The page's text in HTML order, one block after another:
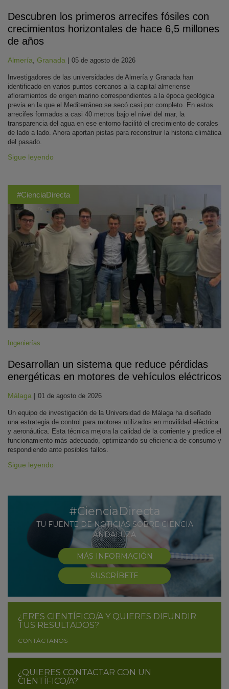
Descubren los primeros arrecifes fósiles con
crecimientos horizontales de hace 6,5 millones
de años
Almería, Granada | 05 de agosto de 2026
Investigadores de las universidades de Almería y Granada han
identificado en varios puntos cercanos a la capital almeriense
afloramientos de origen marino correspondientes a la época geológica
previa en la que el Mediterráneo se secó casi por completo. En estos
arrecifes formados a casi 40 metros bajo el nivel del mar, la
transparencia del agua en ese entorno facilitó el crecimiento de corales
de lado a lado. Ahora aportan pistas para reconstruir la historia climática
del pasado.
Sigue leyendo
#CienciaDirecta
Ingenierías
Desarrollan un sistema que reduce pérdidas
energéticas en motores de vehículos eléctricos
Málaga | 01 de agosto de 2026
Un equipo de investigación de la Universidad de Málaga ha diseñado
una estrategia de control para motores utilizados en movilidad eléctrica
y aeronáutica. Esta técnica mejora la calidad de la corriente y predice el
funcionamiento más adecuado, optimizando su eficiencia de consumo y
respondiendo ante posibles fallos.
Sigue leyendo
#CienciaDirecta
TU FUENTE DE NOTICIAS SOBRE CIENCIA
ANDALUZA
MÁS INFORMACIÓN
SUSCRÍBETE
¿ERES CIENTÍFICO/A Y QUIERES DIFUNDIR
TUS RESULTADOS?
CONTÁCTANOS
¿QUIERES CONTACTAR CON UN
CIENTÍFICO/A?